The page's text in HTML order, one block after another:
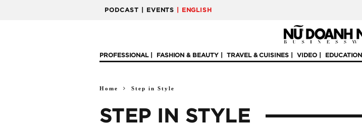
PODCAST | EVENTS | ENGLISH
PROFESSIONAL FASHION & BEAUTY TRAVEL & CUISINES VIDEO EDUCATION
Home Step in Style
STEP IN STYLE